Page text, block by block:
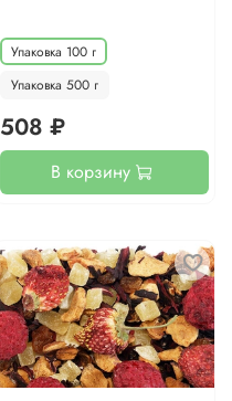
Упаковка 100 г
Упаковка 500 г
508 ₽
В корзину